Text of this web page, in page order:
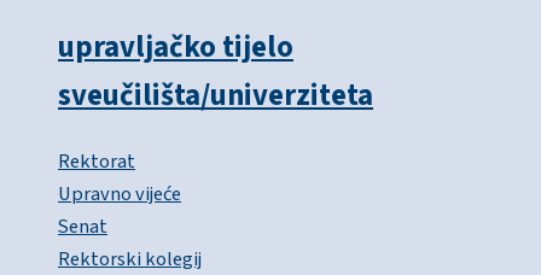
upravljačko tijelo
sveučilišta/univerziteta
Rektorat
Upravno vijeće
Senat
Rektorski kolegij